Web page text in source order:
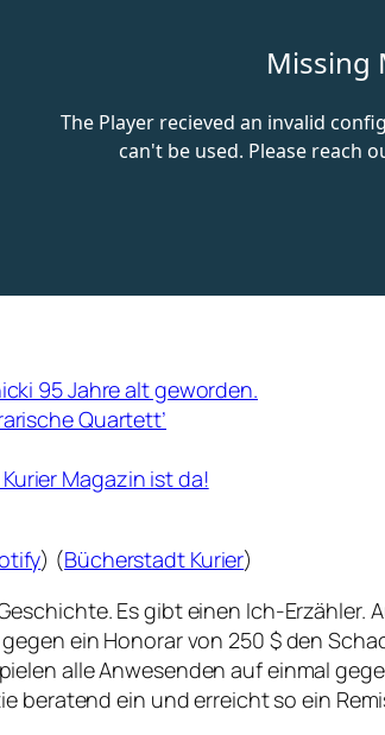
95 Jahre alt geworden.
Quartett’
Magazin ist da!
) (Bücherstadt Kurier)
Es gibt einen Ich-
ein Honorar von 250 $ den
alle Anwesenden auf einmal
beratend ein und erreicht so ein